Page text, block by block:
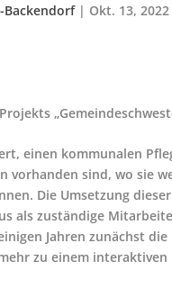
Backendorf| Okt. 13, 2022
einen kommunalen
vorhanden sind, wo sie
Die Umsetzung
als zuständige
Jahren zunächst
zu einem